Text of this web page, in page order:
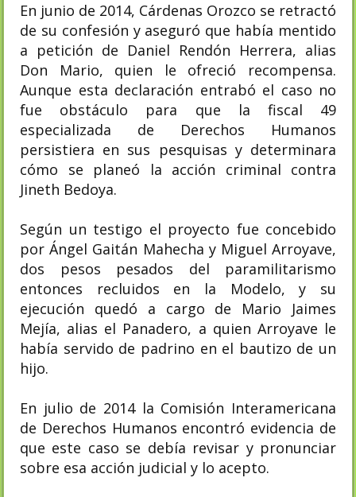
En junio de 2014, Cárdenas Orozco se retractó
de su confesión y aseguró que había mentido
a petición de Daniel Rendón Herrera, alias
Don Mario, quien le ofreció recompensa.
Aunque esta declaración entrabó el caso no
fue obstáculo para que la fiscal 49
especializada de Derechos Humanos
persistiera en sus pesquisas y determinara
cómo se planeó la acción criminal contra
Jineth Bedoya.
Según un testigo el proyecto fue concebido
por Ángel Gaitán Mahecha y Miguel Arroyave,
dos pesos pesados del paramilitarismo
entonces recluidos en la Modelo, y su
ejecución quedó a cargo de Mario Jaimes
Mejía, alias el Panadero, a quien Arroyave le
había servido de padrino en el bautizo de un
hijo.
En julio de 2014 la Comisión Interamericana
de Derechos Humanos encontró evidencia de
que este caso se debía revisar y pronunciar
sobre esa acción judicial y lo acepto.